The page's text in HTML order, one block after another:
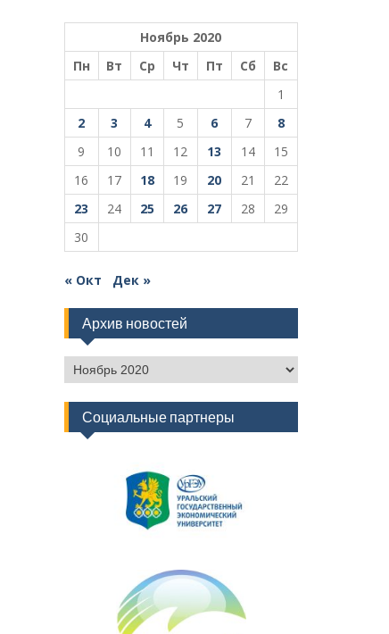
Ноябрь 2020
Пн
Вт Ср Чт Пт Сб
Вс
1
2
3 4 5 6 7
8
9
10 11 12 13 14
15
16
17 18 19 20 21
22
23
24 25 26 27 28
29
30
« Окт Дек »
Архив новостей
Архив
новостей
Социальные партнеры